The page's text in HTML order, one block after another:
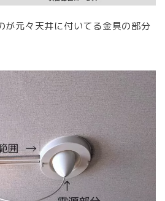
が元々天井に付いてる金具の部分